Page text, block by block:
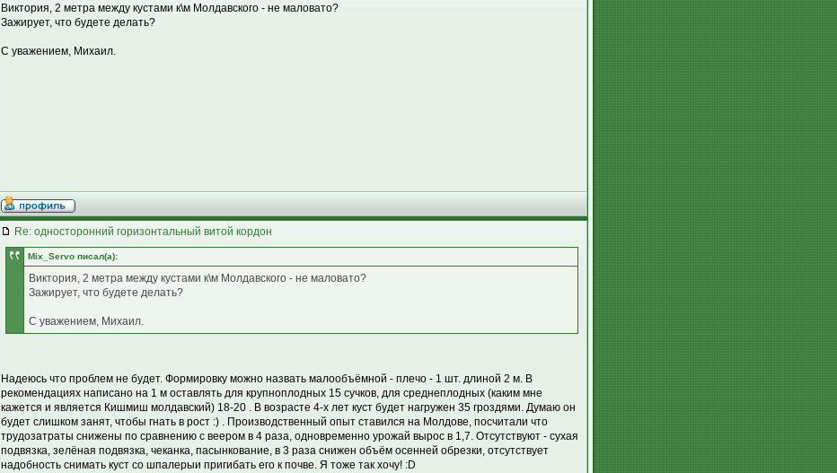
Виктория, 2 метра между кустами к\м Молдавского - не маловато?
Зажирует, что будете делать?
С уважением, Михаил.
Re: односторонний горизонтальный витой кордон
Mix_Servo писал(а):
Виктория, 2 метра между кустами к\м Молдавского - не маловато?
Зажирует, что будете делать?
С уважением, Михаил.
Надеюсь что проблем не будет. Формировку можно назвать малообъёмной - плечо - 1 шт. длиной 2 м. В
рекомендациях написано на 1 м оставлять для крупноплодных 15 сучков, для среднеплодных (каким мне
кажется и является Кишмиш молдавский) 18-20 . В возрасте 4-х лет куст будет нагружен 35 гроздями. Думаю он
будет слишком занят, чтобы гнать в рост :) . Производственный опыт ставился на Молдове, посчитали что
трудозатраты снижены по сравнению с веером в 4 раза, одновременно урожай вырос в 1,7. Отсутствуют - сухая
подвязка, зелёная подвязка, чеканка, пасынкование, в 3 раза снижен объём осенней обрезки, отсутствует
надобность снимать куст со шпалерыи пригибать его к почве. Я тоже так хочу! :D